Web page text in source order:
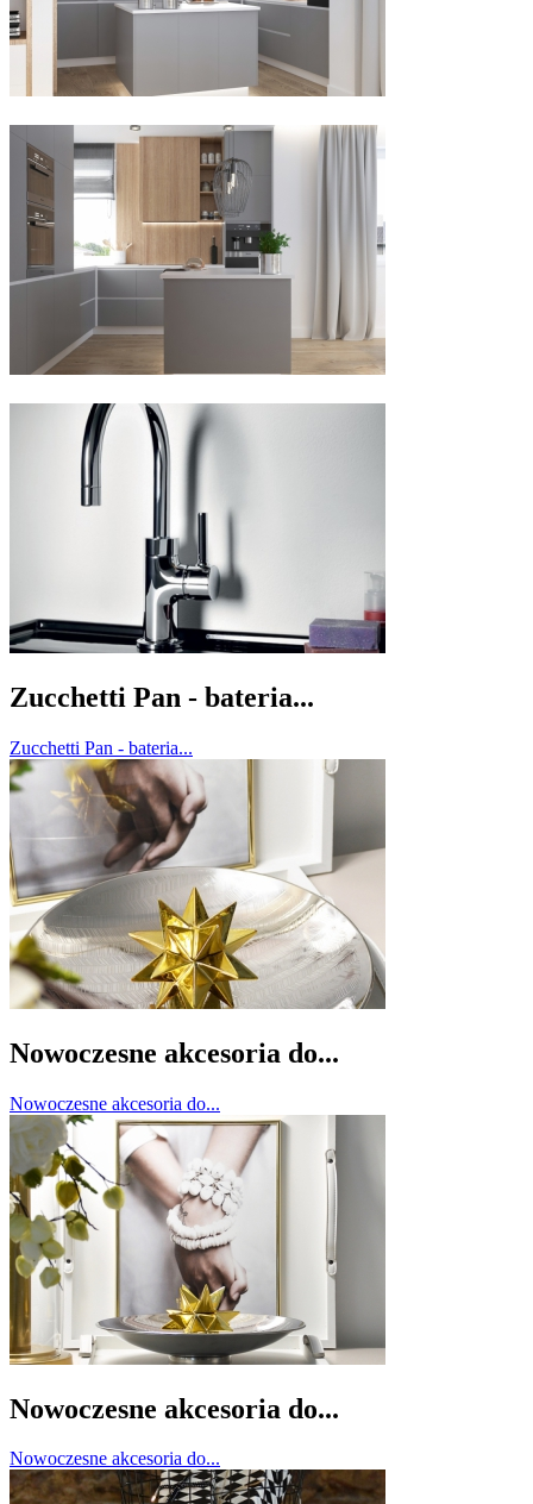
Zucchetti Pan - bateria...
Zucchetti Pan - bateria...
Nowoczesne akcesoria do...
Nowoczesne akcesoria do...
Nowoczesne akcesoria do...
Nowoczesne akcesoria do...